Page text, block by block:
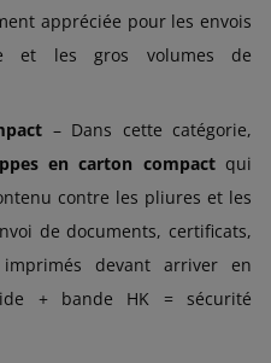
appréciée pour les envois
et les gros volumes de
– Dans cette catégorie,
en carton compactqui
contre les pliures et les
de documents, certificats,
devant arriver en
+ bande HK = sécurité